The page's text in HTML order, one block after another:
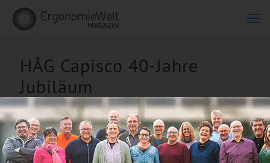
HÅG Capisco 40-Jahre
Jubiläum